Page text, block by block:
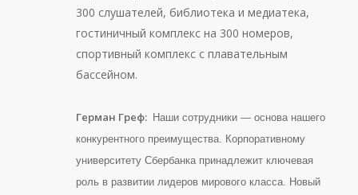
300 слушателей, библиотека и медиатека,
гостиничный комплекс на 300 номеров,
спортивный комплекс с плавательным
бассейном.
Герман Греф: Наши сотрудники — основа нашего
конкурентного преимущества. Корпоративному
университету Сбербанка принадлежит ключевая
роль в развитии лидеров мирового класса. Новый